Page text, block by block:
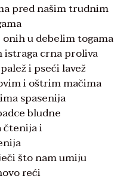
pred našim trudnim
u debelim togama
istraga crna proliva
i pseći lavež
i oštrim mačima
spasenija
bludne
čtenija i
što nam umiju
reći